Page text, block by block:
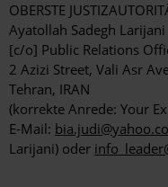
OBERSTE
Ayatollah Sadegh Larijani
[c/o] Public Relations
2 Azizi Street, Vali Asr
Tehran, IRAN
(korrekte Anrede: Your
E-Mail:
Larijani) oder